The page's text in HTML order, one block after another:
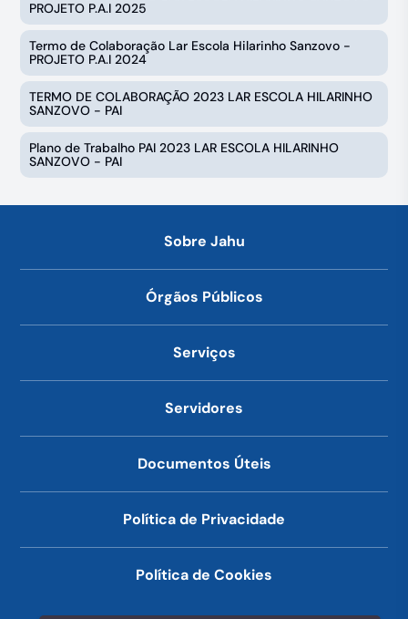
PROJETO P.A.I 2025
Termo de Colaboração Lar Escola Hilarinho Sanzovo -
PROJETO P.A.I 2024
TERMO DE COLABORAÇÃO 2023 LAR ESCOLA HILARINHO
SANZOVO - PAI
Plano de Trabalho PAI 2023 LAR ESCOLA HILARINHO
SANZOVO - PAI
Sobre Jahu
Órgãos Públicos
Serviços
Servidores
Documentos Úteis
Política de Privacidade
Política de Cookies